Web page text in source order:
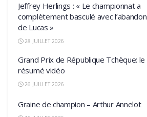
Jeffrey Herlings : « Le championnat a
complètement basculé avec l’abandon
de Lucas »
28 JUILLET 2026
Grand Prix de République Tchèque: le
résumé vidéo
26 JUILLET 2026
Graine de champion – Arthur Annelot